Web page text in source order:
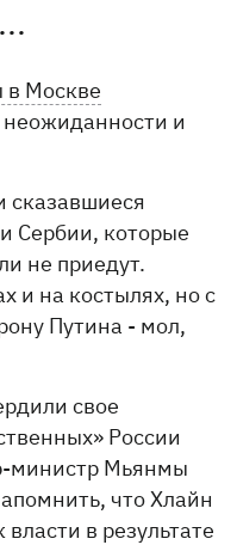
в Москве
и
сказавшиеся
Сербии, которые
не приедут.
и на костылях, но с
Путина - мол,
свое
России
министр Мьянмы
что Хлайн
в результате